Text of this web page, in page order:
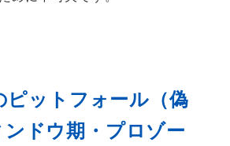
ピットフォール（偽
ドウ期・プロゾー